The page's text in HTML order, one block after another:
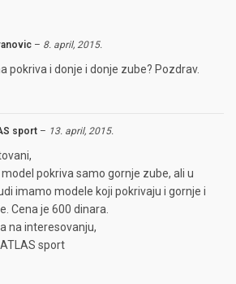
– 8. april, 2015.
pokriva i donje i donje zube? Pozdrav.
sport – 13. april, 2015.
pokriva samo gornje zube, ali u
imamo modele koji pokrivaju i gornje i
Cena je 600 dinara.
na interesovanju,
sport